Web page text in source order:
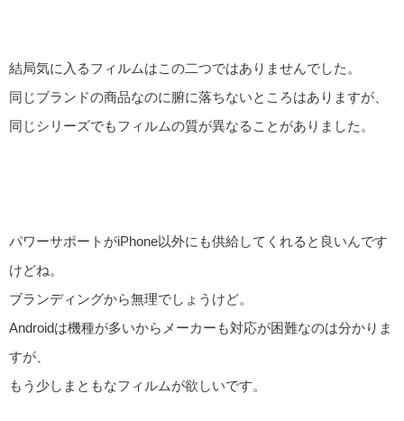
結局気に入るフィルムはこの二つではありませんでした。
同じブランドの商品なのに腑に落ちないところはありますが、
同じシリーズでもフィルムの質が異なることがありました。
パワーサポートがiPhone以外にも供給してくれると良いんです
けどね。
ブランディングから無理でしょうけど。
Androidは機種が多いからメーカーも対応が困難なのは分かりま
すが、
もう少しまともなフィルムが欲しいです。